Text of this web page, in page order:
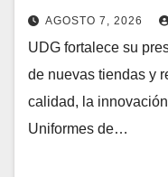
AGOSTO 7, 2026
UDG fortalece su
de nuevas tiendas y
calidad, la
Uniformes de…